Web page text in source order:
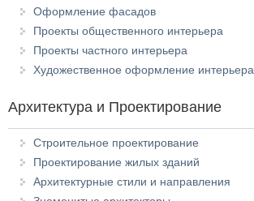
Оформление фасадов
Проекты общественного интерьера
Проекты частного интерьера
Художественное оформление интерьера
Архитектура и Проектирование
Строительное проектирование
Проектирование жилых зданий
Архитектурные стили и направления